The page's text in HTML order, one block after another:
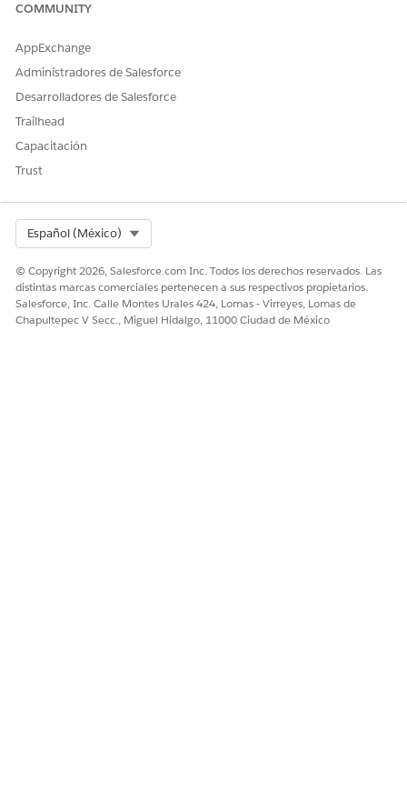
COMMUNITY
AppExchange
Administradores de Salesforce
Desarrolladores de Salesforce
Trailhead
Capacitación
Trust
Español (México)
© Copyright 2026, Salesforce.com Inc. Todos los derechos reservados. Las
distintas marcas comerciales pertenecen a sus respectivos propietarios.
Salesforce, Inc. Calle Montes Urales 424, Lomas - Virreyes, Lomas de
Chapultepec V Secc., Miguel Hidalgo, 11000 Ciudad de México